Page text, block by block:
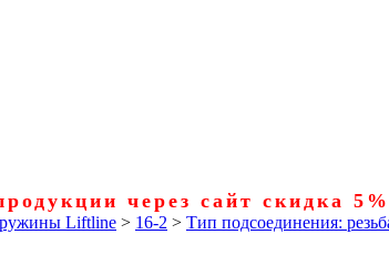
через сайт скидка 5%
Liftline > 16-2 > Тип подсоединения: